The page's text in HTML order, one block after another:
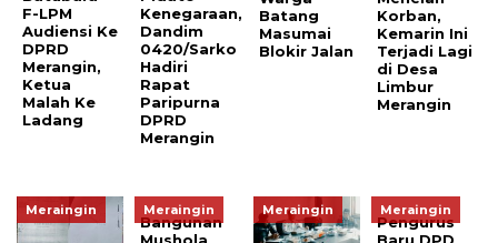
F-LPM
Audiensi Ke
DPRD
Merangin,
Ketua
Malah Ke
Ladang
Kenegaraan,
Dandim
0420/Sarko
Hadiri
Rapat
Paripurna
DPRD
Merangin
Batang
Masumai
Blokir Jalan
Korban,
Kemarin Ini
Terjadi Lagi
di Desa
Limbur
Merangin
Meraingin Meraingin
Bangunan
Meraingin Meraingin
Pengurus